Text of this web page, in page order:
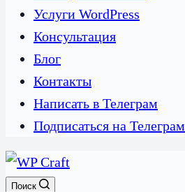
Услуги WordPress
Консультация
Блог
Контакты
Написать в Телеграм
Подписаться на Телеграм
Поиск